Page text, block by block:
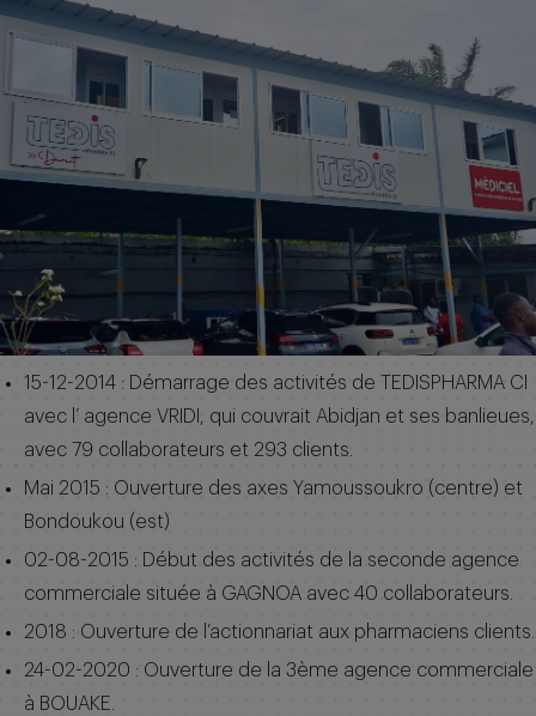
15-12-2014 : Démarrage des activités de TEDISPHARMA CI
avec l’ agence VRIDI, qui couvrait Abidjan et ses banlieues,
avec 79 collaborateurs et 293 clients.
Mai 2015 : Ouverture des axes Yamoussoukro (centre) et
Bondoukou (est)
02-08-2015 : Début des activités de la seconde agence
commerciale située à GAGNOA avec 40 collaborateurs.
2018 : Ouverture de l’actionnariat aux pharmaciens clients.
24-02-2020 : Ouverture de la 3ème agence commerciale
à BOUAKE.